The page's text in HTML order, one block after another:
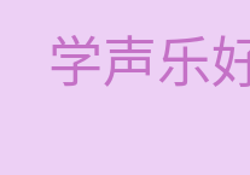
学声乐